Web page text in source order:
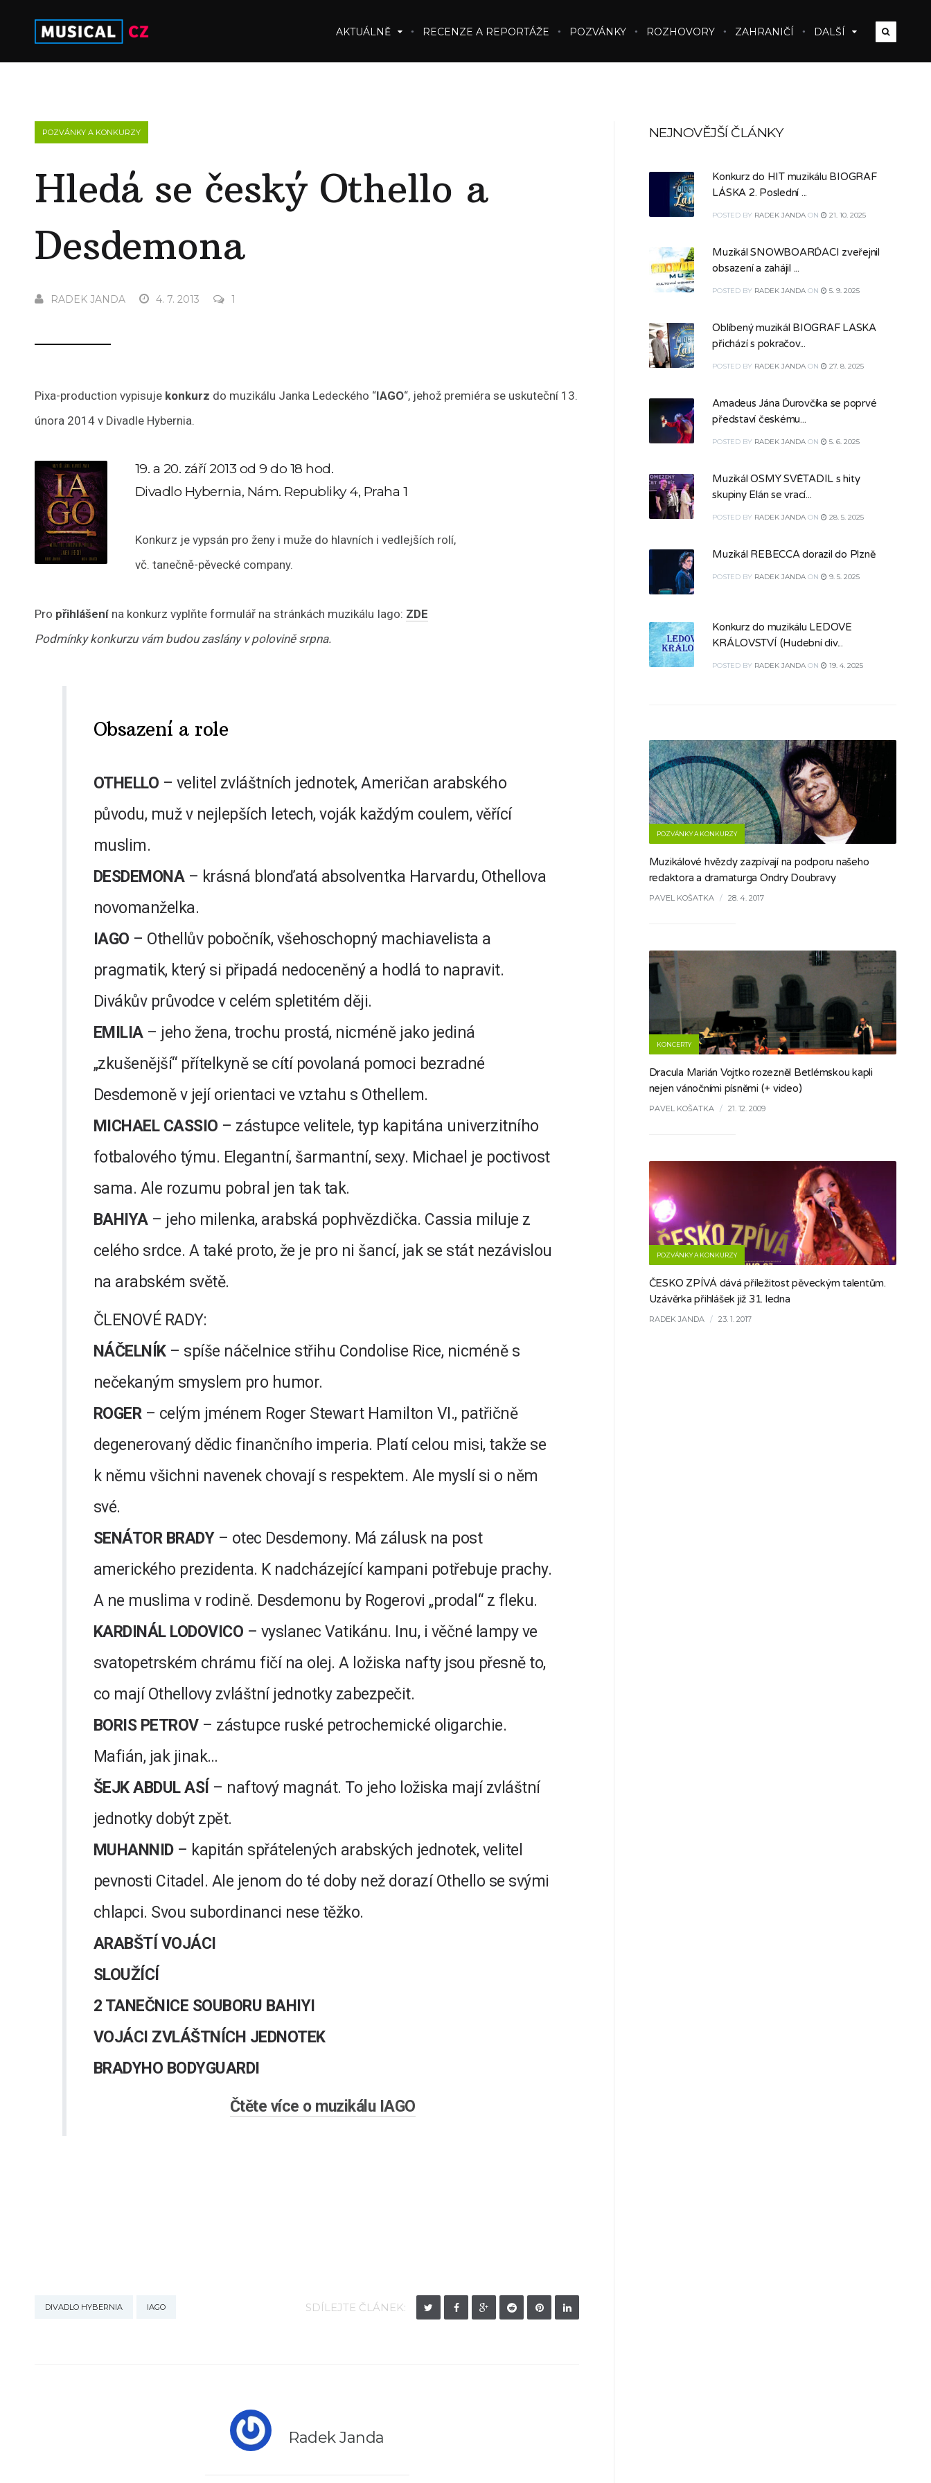
AKTUÁLNĚ RECENZE A REPORTÁŽE POZVÁNKY ROZHOVORY ZAHRANIČÍ DALŠÍ
POZVÁNKY A KONKURZY
Hledá se český Othello a
Desdemona
RADEK JANDA 4. 7. 2013 1
Pixa-production vypisuje konkurz do muzikálu Janka Ledeckého “IAGO“, jehož premiéra se uskuteční 13.
února 2014 v Divadle Hybernia.
19. a 20. září 2013 od 9 do 18 hod.
Divadlo Hybernia, Nám. Republiky 4, Praha 1
Konkurz je vypsán pro ženy i muže do hlavních i vedlejších rolí,
vč. tanečně-pěvecké company.
Pro přihlášení na konkurz vyplňte formulář na stránkách muzikálu Iago: ZDE
Podmínky konkurzu vám budou zaslány v polovině srpna.
Obsazení a role
OTHELLO – velitel zvláštních jednotek, Američan arabského
původu, muž v nejlepších letech, voják každým coulem, věřící
muslim.
DESDEMONA– krásná blonďatá absolventka Harvardu, Othellova
novomanželka.
IAGO – Othellův pobočník, všehoschopný machiavelista a
pragmatik, který si připadá nedoceněný a hodlá to napravit.
Divákův průvodce v celém spletitém ději.
EMILIA– jeho žena, trochu prostá, nicméně jako jediná
„zkušenější“ přítelkyně se cítí povolaná pomoci bezradné
Desdemoně v její orientaci ve vztahu s Othellem.
MICHAEL CASSIO – zástupce velitele, typ kapitána univerzitního
fotbalového týmu. Elegantní, šarmantní, sexy. Michael je poctivost
sama. Ale rozumu pobral jen tak tak.
BAHIYA– jeho milenka, arabská pophvězdička. Cassia miluje z
celého srdce. A také proto, že je pro ni šancí, jak se stát nezávislou
na arabském světě.
ČLENOVÉ RADY:
NÁČELNÍK– spíše náčelnice střihu Condolise Rice, nicméně s
nečekaným smyslem pro humor.
ROGER– celým jménem Roger Stewart Hamilton VI., patřičně
degenerovaný dědic finančního imperia. Platí celou misi, takže se
k němu všichni navenek chovají s respektem. Ale myslí si o něm
své.
SENÁTOR BRADY– otec Desdemony. Má zálusk na post
amerického prezidenta. K nadcházející kampani potřebuje prachy.
A ne muslima v rodině. Desdemonu by Rogerovi „prodal“ z fleku.
KARDINÁL LODOVICO – vyslanec Vatikánu. Inu, i věčné lampy ve
svatopetrském chrámu fičí na olej. A ložiska nafty jsou přesně to,
co mají Othellovy zvláštní jednotky zabezpečit.
BORIS PETROV– zástupce ruské petrochemické oligarchie.
Mafián, jak jinak…
ŠEJK ABDUL ASÍ – naftový magnát. To jeho ložiska mají zvláštní
jednotky dobýt zpět.
MUHANNID– kapitán spřátelených arabských jednotek, velitel
pevnosti Citadel. Ale jenom do té doby než dorazí Othello se svými
chlapci. Svou subordinanci nese těžko.
ARABŠTÍ VOJÁCI
SLOUŽÍCÍ
2 TANEČNICE SOUBORU BAHIYI
VOJÁCI ZVLÁŠTNÍCH JEDNOTEK
BRADYHO BODYGUARDI
Čtěte více o muzikálu IAGO
DIVADLO HYBERNIA IAGO SDÍLEJTE ČLÁNEK:
Radek Janda
NEJNOVĚJŠÍ ČLÁNKY
Konkurz do HIT muzikálu BIOGRAF
LÁSKA 2. Poslední ...
POSTED BY RADEK JANDA ON 21. 10. 2025
Muzikál SNOWBOARĎÁCI zveřejnil
obsazení a zahájil ...
POSTED BY RADEK JANDA ON 5. 9. 2025
Oblíbený muzikál BIOGRAF LÁSKA
přichází s pokračov...
POSTED BY RADEK JANDA ON 27. 8. 2025
Amadeus Jána Ďurovčíka se poprvé
představí českému...
POSTED BY RADEK JANDA ON 5. 6. 2025
Muzikál OSMÝ SVĚTADÍL s hity
skupiny Elán se vrací...
POSTED BY RADEK JANDA ON 28. 5. 2025
Muzikál REBECCA dorazil do Plzně
POSTED BY RADEK JANDA ON 9. 5. 2025
Konkurz do muzikálu LEDOVÉ
KRÁLOVSTVÍ (Hudební div...
POSTED BY RADEK JANDA ON 19. 4. 2025
POZVÁNKY A KONKURZY
Muzikálové hvězdy zazpívají na podporu našeho
redaktora a dramaturga Ondry Doubravy
PAVEL KOŠATKA / 28. 4. 2017
KONCERTY
Dracula Marián Vojtko rozezněl Betlémskou kapli
nejen vánočními písněmi (+ video)
PAVEL KOŠATKA / 21. 12. 2009
POZVÁNKY A KONKURZY
ČESKO ZPÍVÁ dává příležitost pěveckým talentům.
Uzávěrka přihlášek již 31. ledna
RADEK JANDA / 23. 1. 2017